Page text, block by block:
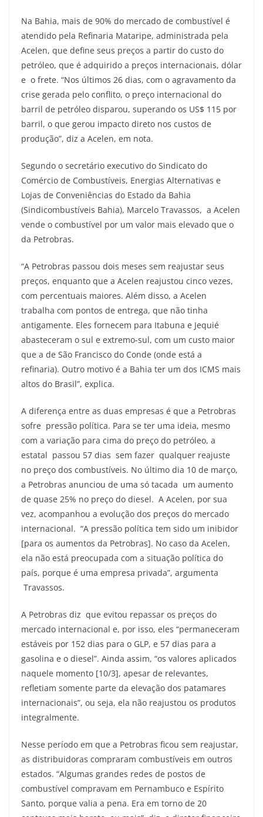
Na Bahia, mais de 90% do mercado de combustível é
atendido pela Refinaria Mataripe, administrada pela
Acelen, que define seus preços a partir do custo do
petróleo, que é adquirido a preços internacionais, dólar
e o frete. “Nos últimos 26 dias, com o agravamento da
crise gerada pelo conflito, o preço internacional do
barril de petróleo disparou, superando os US$ 115 por
barril, o que gerou impacto direto nos custos de
produção”, diz a Acelen, em nota.
Segundo o secretário executivo do Sindicato do
Comércio de Combustíveis, Energias Alternativas e
Lojas de Conveniências do Estado da Bahia
(Sindicombustíveis Bahia), Marcelo Travassos, a Acelen
vende o combustível por um valor mais elevado que o
da Petrobras.
“A Petrobras passou dois meses sem reajustar seus
preços, enquanto que a Acelen reajustou cinco vezes,
com percentuais maiores. Além disso, a Acelen
trabalha com pontos de entrega, que não tinha
antigamente. Eles fornecem para Itabuna e Jequié
abasteceram o sul e extremo-sul, com um custo maior
que a de São Francisco do Conde (onde está a
refinaria). Outro motivo é a Bahia ter um dos ICMS mais
altos do Brasil”, explica.
A diferença entre as duas empresas é que a Petrobras
sofre pressão política. Para se ter uma ideia, mesmo
com a variação para cima do preço do petróleo, a
estatal passou 57 dias sem fazer qualquer reajuste
no preço dos combustíveis. No último dia 10 de março,
a Petrobras anunciou de uma só tacada um aumento
de quase 25% no preço do diesel. A Acelen, por sua
vez, acompanhou a evolução dos preços do mercado
internacional. “A pressão política tem sido um inibidor
[para os aumentos da Petrobras]. No caso da Acelen,
ela não está preocupada com a situação política do
país, porque é uma empresa privada”, argumenta
Travassos.
A Petrobras diz que evitou repassar os preços do
mercado internacional e, por isso, eles “permaneceram
estáveis por 152 dias para o GLP, e 57 dias para a
gasolina e o diesel”. Ainda assim, “os valores aplicados
naquele momento [10/3], apesar de relevantes,
refletiam somente parte da elevação dos patamares
internacionais”, ou seja, ela não reajustou os produtos
integralmente.
Nesse período em que a Petrobras ficou sem reajustar,
as distribuidoras compraram combustíveis em outros
estados. “Algumas grandes redes de postos de
combustível compravam em Pernambuco e Espírito
Santo, porque valia a pena. Era em torno de 20